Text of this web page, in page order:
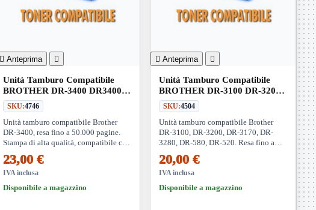
 Anteprima 
Unità Tamburo Compatibile
BROTHER DR-3400 DR3400
50K (Drum Unit)
SKU:4746
Unità tamburo compatibile Brother
DR-3400, resa fino a 50.000 pagine.
Stampa di alta qualità, compatibile con
volumi elevati.
23,00 €
IVA inclusa
Disponibile a magazzino
 Anteprima 
Unità Tamburo Compatibile
BROTHER DR-3100 DR-3200
DR-3170 DR-3280 DR-580 DR-
520 (Drum Unit)
SKU:4504
Unità tamburo compatibile Brother
DR-3100, DR-3200, DR-3170, DR-
3280, DR-580, DR-520. Resa fino a
numerosi modelli di stampanti Brother.
20,00 €
IVA inclusa
Disponibile a magazzino